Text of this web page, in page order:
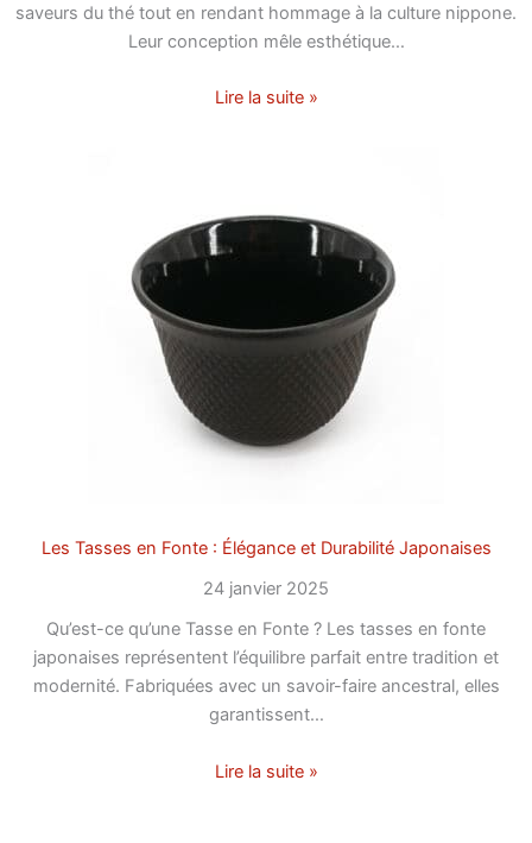
saveurs du thé tout en rendant hommage à la culture nippone.
Leur conception mêle esthétique…
Lire la suite »
Les Tasses en Fonte : Élégance et Durabilité Japonaises
24 janvier 2025
Qu’est-ce qu’une Tasse en Fonte ? Les tasses en fonte
japonaises représentent l’équilibre parfait entre tradition et
modernité. Fabriquées avec un savoir-faire ancestral, elles
garantissent…
Lire la suite »